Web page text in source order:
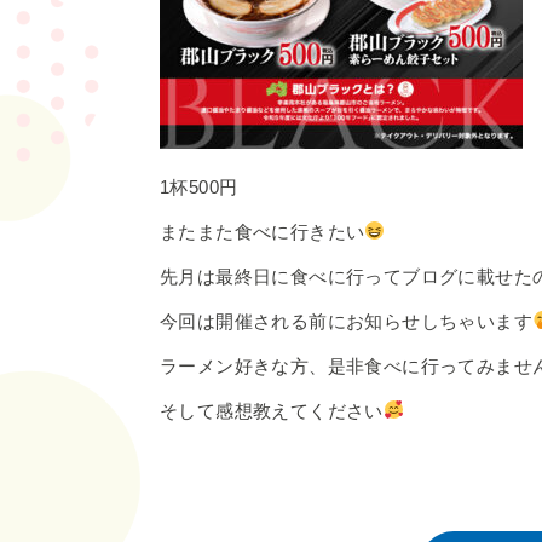
1杯500円
またまた食べに行きたい
先月は最終日に食べに行ってブログに載せた
今回は開催される前にお知らせしちゃいます
ラーメン好きな方、是非食べに行ってみませ
そして感想教えてください